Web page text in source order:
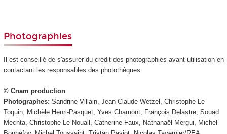
Photographies
Il est conseillé de s'assurer du crédit des photographies avant utilisation en
contactant les responsables des photothèques.
© Cnam production
Photographes: Sandrine Villain, Jean-Claude Wetzel, Christophe Le
Toquin, Michèle Henri-Pasquet, Yves Chamont, François Delastre, Souäd
Mechta, Christophe Le Nouail, Catherine Faux, Nathanaël Mergui, Michel